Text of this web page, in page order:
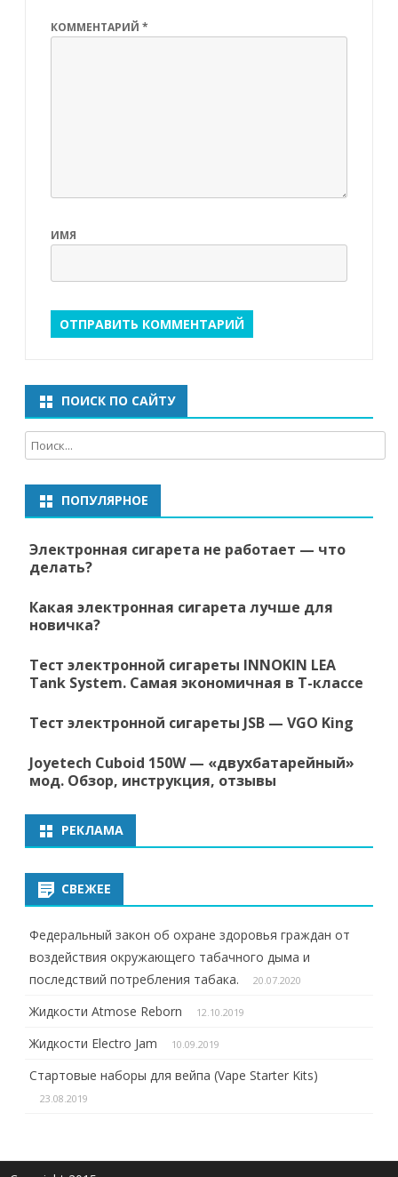
КОММЕНТАРИЙ *
ИМЯ
ПОИСК ПО САЙТУ
ПОПУЛЯРНОЕ
Электронная сигарета не работает — что
делать?
Какая электронная сигарета лучше для
новичка?
Тест электронной сигареты INNOKIN LEA
Tank System. Самая экономичная в Т-классе
Тест электронной сигареты JSB — VGO King
Joyetech Cuboid 150W — «двухбатарейный»
мод. Обзор, инструкция, отзывы
РЕКЛАМА
СВЕЖЕЕ
Федеральный закон об охране здоровья граждан от
воздействия окружающего табачного дыма и
последствий потребления табака.
20.07.2020
Жидкости Atmose Reborn 12.10.2019
Жидкости Electro Jam 10.09.2019
Стартовые наборы для вейпа (Vape Starter Kits)
23.08.2019